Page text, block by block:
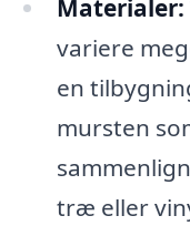
Materialer:
variere
en
mursten
træ eller